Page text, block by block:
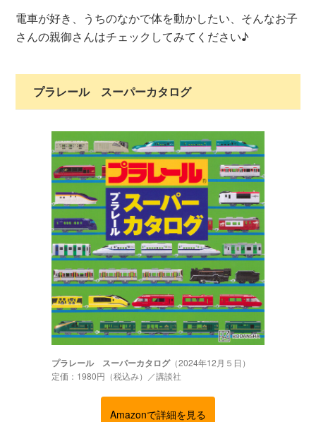
電車が好き、うちのなかで体を動かしたい、そんなお子
さんの親御さんはチェックしてみてください♪
プラレール スーパーカタログ
プラレール スーパーカタログ（2024年12月５日）
定価：1980円（税込み）／講談社
Amazonで詳細を見る